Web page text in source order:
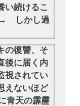
い続けるこ
→ しかし過
の復讐、そ
後に届く内
視されてい
えないほど
青天の霹靂